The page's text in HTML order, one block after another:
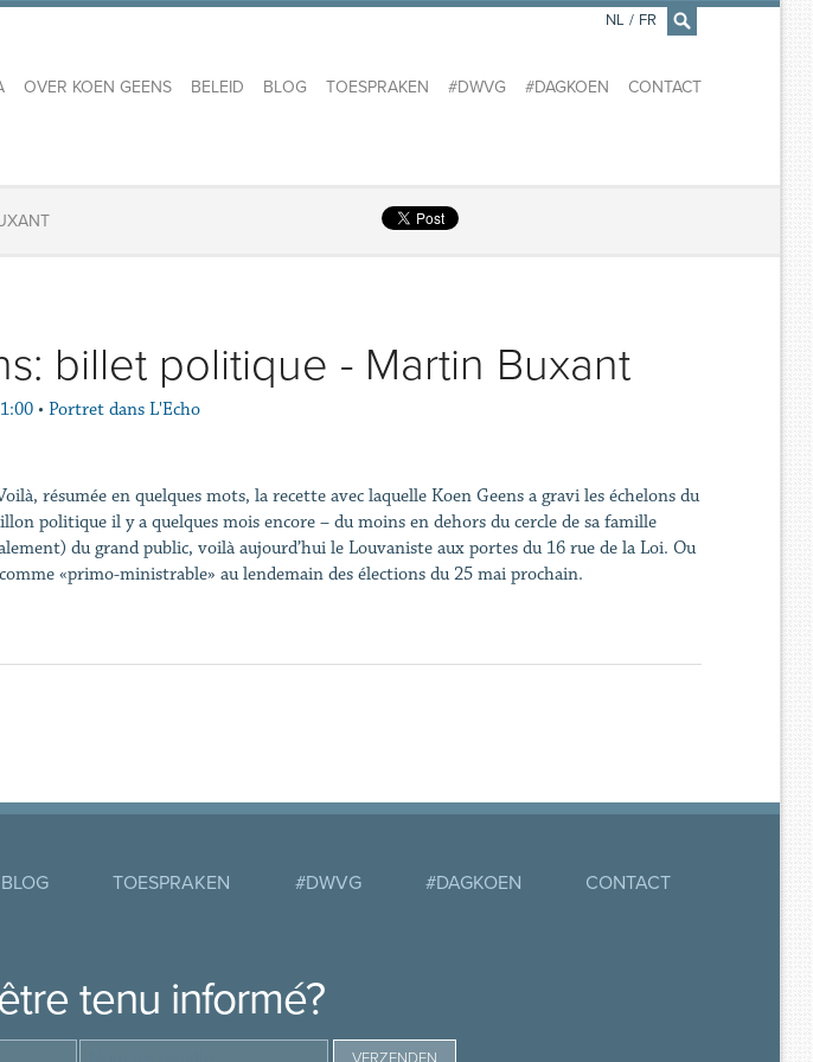
×
OVER KOEN GEENS BELEID BLOG TOESPRAKEN #DWVG #DAGKOEN CONTACT
NL / FR
billet politique - Martin Buxant
• Portret dans L'Echo
résumée en quelques mots, la recette avec laquelle Koen Geens a gravi les échelons du
politique il y a quelques mois encore – du moins en dehors du cercle de sa famille
du grand public, voilà aujourd’hui le Louvaniste aux portes du 16 rue de la Loi. Ou
«primo-ministrable» au lendemain des élections du 25 mai prochain.
BLOG TOESPRAKEN #DWVG #DAGKOEN CONTACT
tenu informé?